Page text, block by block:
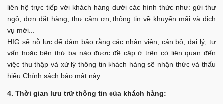
liên hệ trực tiếp với khách hàng dưới các hình thức như: gửi thư
ngỏ, đơn đặt hàng, thư cảm ơn, thông tin về khuyến mãi và dịch
vụ mới...
HIG sẽ nỗ lực để đảm bảo rằng các nhân viên, cán bộ, đại lý, tư
vấn hoặc bên thứ ba nào được đề cập ở trên có liên quan đến
việc thu thập và xử lý thông tin khách hàng sẽ nhận thức và thấu
hiểu Chính sách bảo mật này.
4. Thời gian lưu trữ thông tin của khách hàng: